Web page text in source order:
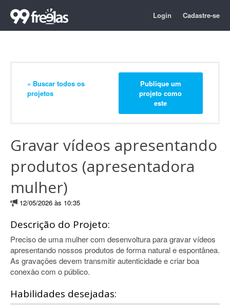
Login Cadastre-se
« Buscar todos os
projetos
Publique um
projeto como
este
Gravar vídeos apresentando
produtos (apresentadora
mulher)
12/05/2026 às 10:35
Descrição do Projeto:
Preciso de uma mulher com desenvoltura para gravar vídeos
apresentando nossos produtos de forma natural e espontânea.
As gravações devem transmitir autenticidade e criar boa
conexão com o público.
Habilidades desejadas: